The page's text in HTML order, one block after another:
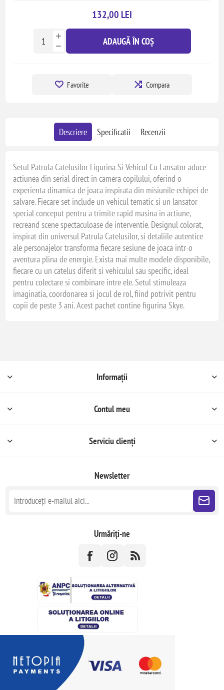
132,00 LEI
ADAUGĂ ÎN COȘ
Favorite Compara
Descriere Specificatii Recenzii
Setul Patrula Catelusilor Figurina Si Vehicul Cu Lansator aduce
actiunea din serial direct in camera copilului, oferind o
experienta dinamica de joaca inspirata din misiunile echipei de
salvare. Fiecare set include un vehicul tematic si un lansator
special conceput pentru a trimite rapid masina in actiune,
recreand scene spectaculoase de interventie. Designul colorat,
inspirat din universul Patrula Catelusilor, si detaliile autentice
ale personajelor transforma fiecare sesiune de joaca intr-o
aventura plina de energie. Exista mai multe modele disponibile,
fiecare cu un catelus diferit si vehiculul sau specific, ideal
pentru colectare si combinare intre ele. Setul stimuleaza
imaginatia, coordonarea si jocul de rol, fiind potrivit pentru
copii de peste 3 ani. Acest pachet contine figurina Skye.
Informații
Contul meu
Serviciu clienți
Newsletter
Urmăriți-ne